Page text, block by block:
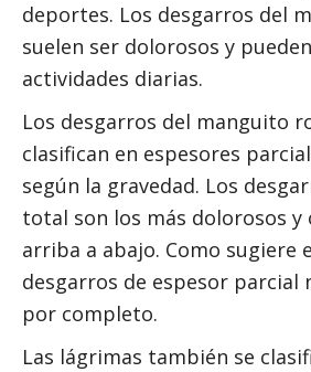
deportes. Los desgarros del
suelen ser dolorosos y
actividades diarias.
Los desgarros del manguito
clasifican en espesores
según la gravedad. Los
total son los más dolorosos y
arriba a abajo. Como sugiere
desgarros de espesor parcial
por completo.
Las lágrimas también se